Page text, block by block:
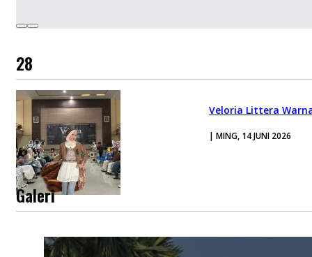
28
Veloria Littera
| MING, 14 JUNI 2026
Galeri